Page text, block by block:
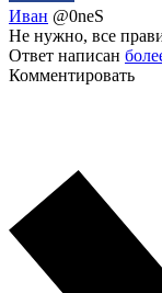
Иван @0neS
Не нужно, все
Ответ написан
Комментировать